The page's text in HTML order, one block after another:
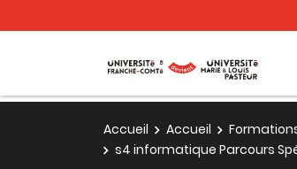
Accueil Accueil
s4 informatique Parcours